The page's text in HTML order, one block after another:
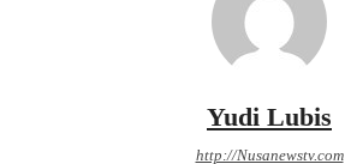
Yudi Lubis
http://Nusanewstv.com